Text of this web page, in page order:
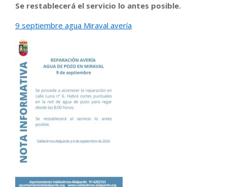
Se restablecerá el servicio lo antes posible.
9 septiembre agua Miraval avería